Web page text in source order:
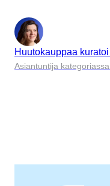
Huutokauppaa kuratoi
Asiantuntija